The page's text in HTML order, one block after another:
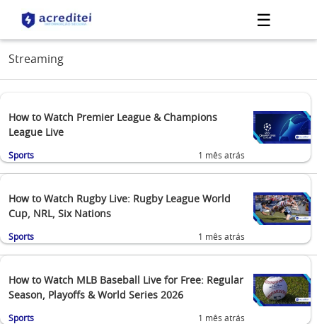
☰
Streaming
How to Watch Premier League & Champions
League Live
Sports 1 mês atrás
How to Watch Rugby Live: Rugby League World
Cup, NRL, Six Nations
Sports 1 mês atrás
How to Watch MLB Baseball Live for Free: Regular
Season, Playoffs & World Series 2026
Sports 1 mês atrás